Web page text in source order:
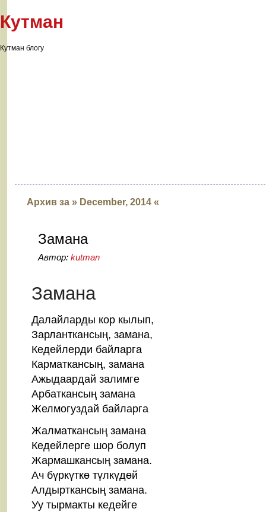
Кутман
Кутман блогу
Архив за » December, 2014 «
Замана
Автор: kutman
Замана
Далайларды кор кылып,
Зарланткансың, замана,
Кедейлерди байларга
Карматкансың, замана
Ажыдаардай залимге
Арбаткансың замана
Желмогуздай байларга
Жалматкансың замана
Кедейлерге шор болуп
Жармашкансың замана.
Ач бүркүткө түлкүдөй
Алдырткансың замана.
Уу тырмакты кедейге